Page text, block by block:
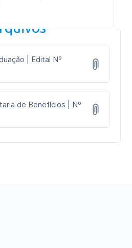
| Edital Nº
de Benefícios | Nº